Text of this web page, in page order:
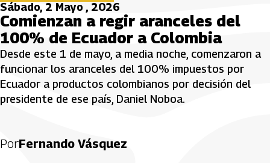
Sábado, 2 Mayo , 2026
Comienzan a regir aranceles del
100% de Ecuador a Colombia
Desde este 1 de mayo, a media noche, comenzaron a
funcionar los aranceles del 100% impuestos por
Ecuador a productos colombianos por decisión del
presidente de ese país, Daniel Noboa.
PorFernando Vásquez